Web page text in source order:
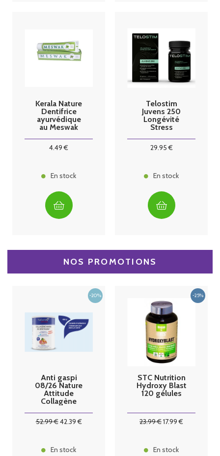
Kerala Nature
Dentifrice
ayurvédique
au Meswak
4.49 €
En stock
Telostim
Juvens 250
Longévité
Stress
29.95€
En stock
NOS PROMOTIONS
Anti gaspi
08/26 Nature
Attitude
Collagène
G
52.99€42.39€
En stock
STC Nutrition
Hydroxy Blast
120 gélules
23.99€17.99 €
En stock